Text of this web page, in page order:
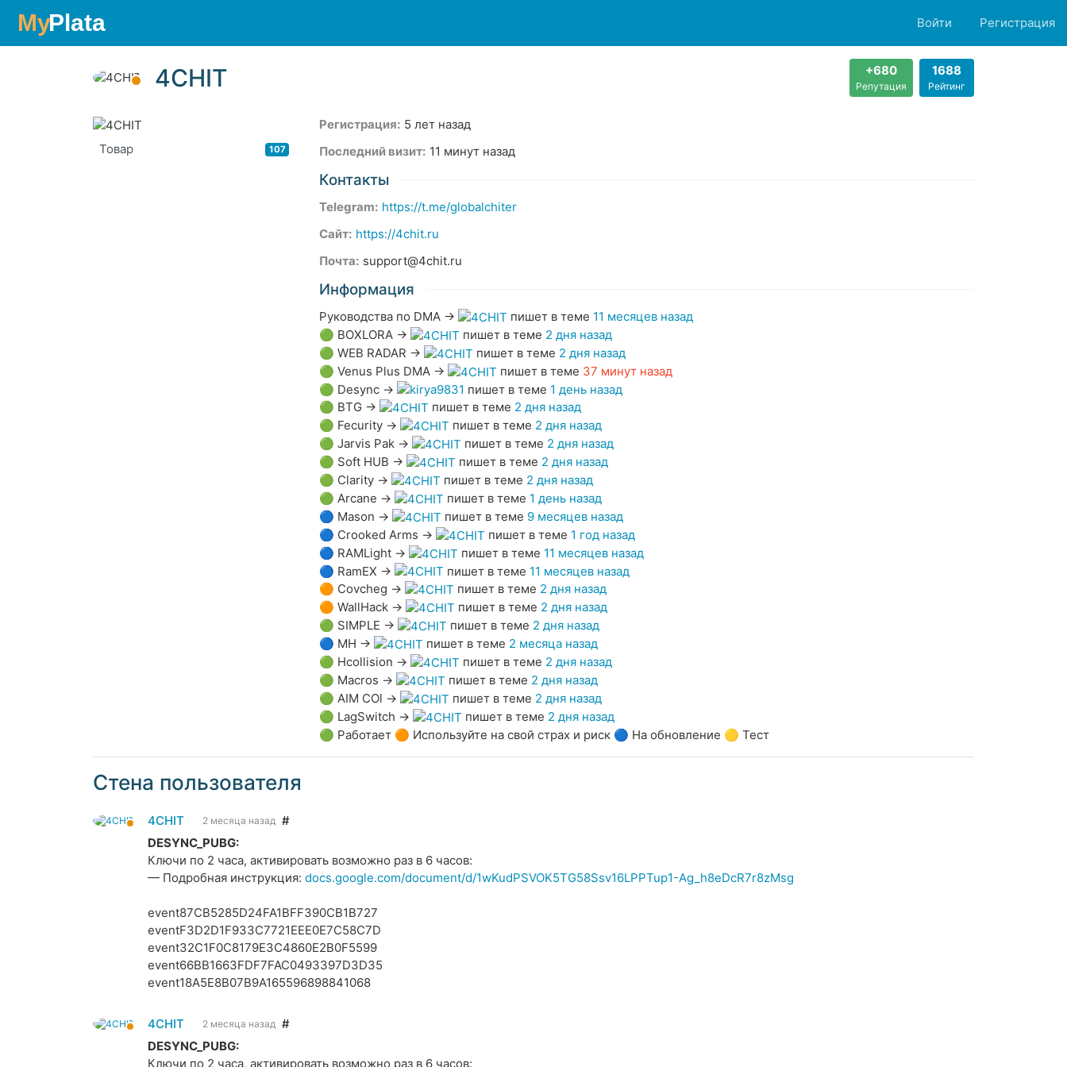
Войти Регистрация
4CHIT +680
Репутация
1688
Рейтинг
Товар 107
Регистрация: 5 лет назад
Последний визит: 11 минут назад
Контакты
Telegram: https://t.me/globalchiter
Сайт: https://4chit.ru
Почта: support@4chit.ru
Информация
Руководства по DMA → пишет в теме 11 месяцев назад
🟢 BOXLORA → пишет в теме 2 дня назад
🟢 WEB RADAR → пишет в теме 2 дня назад
🟢 Venus Plus DMA → пишет в теме 37 минут назад
🟢 Desync → пишет в теме 1 день назад
🟢 BTG → пишет в теме 2 дня назад
🟢 Fecurity → пишет в теме 2 дня назад
🟢 Jarvis Pak → пишет в теме 2 дня назад
🟢 Soft HUB → пишет в теме 2 дня назад
🟢 Clarity → пишет в теме 2 дня назад
🟢 Arcane → пишет в теме 1 день назад
🔵 Mason → пишет в теме 9 месяцев назад
🔵 Crooked Arms → пишет в теме 1 год назад
🔵 RAMLight → пишет в теме 11 месяцев назад
🔵 RamEX → пишет в теме 11 месяцев назад
🟠 Covcheg → пишет в теме 2 дня назад
🟠 WallHack → пишет в теме 2 дня назад
🟢 SIMPLE → пишет в теме 2 дня назад
🔵 MH → пишет в теме 2 месяца назад
🟢 Hcollision → пишет в теме 2 дня назад
🟢 Macros → пишет в теме 2 дня назад
🟢 AIM COl → пишет в теме 2 дня назад
🟢 LagSwitch → пишет в теме 2 дня назад
🟢 Работает 🟠 Используйте на свой страх и риск 🔵 На обновление 🟡 Тест
Стена пользователя
4CHIT 2 месяца назад #
DESYNC_PUBG:
Ключи по 2 часа, активировать возможно раз в 6 часов:
— Подробная инструкция: docs.google.com/document/d/1wKudPSVOK5TG58Ssv16LPPTup1-Ag_h8eDcR7r8zMsg
event87CB5285D24FA1BFF390CB1B727
eventF3D2D1F933C7721EEE0E7C58C7D
event32C1F0C8179E3C4860E2B0F5599
event66BB1663FDF7FAC0493397D3D35
event18A5E8B07B9A165596898841068
4CHIT 2 месяца назад #
DESYNC_PUBG:
Ключи по 2 часа, активировать возможно раз в 6 часов: